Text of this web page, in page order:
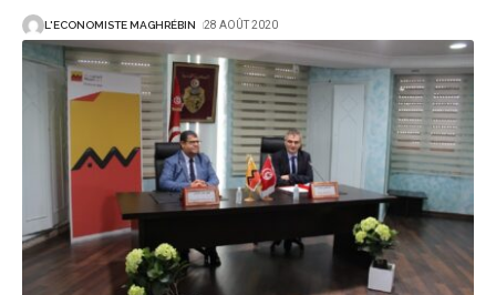
L'ECONOMISTE MAGHRÉBIN 28 AOÛT 2020